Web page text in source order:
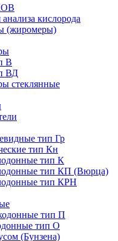
кислорода
(жиромеры)
В
ВД
стеклянные
тип Гр
тип Кн
тип К
тип КП (Вюрца)
тип КРН
тип П
тип О
(Бунзена)